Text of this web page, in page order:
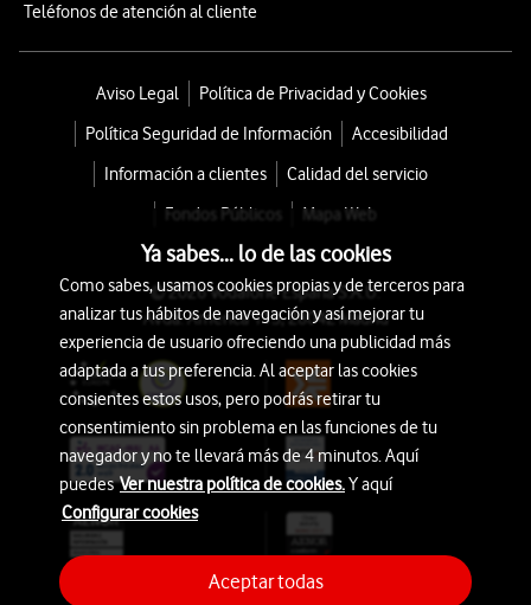
Teléfonos de atención al cliente
Aviso Legal
Política de Privacidad y Cookies
Política Seguridad de Información
Accesibilidad
Información a clientes
Calidad del servicio
Fondos Públicos
Mapa Web
© 2026 Vodafone España S.A.U.
Avda. América 115, 28042 Madrid
Ya sabes... lo de las cookies
Como sabes, usamos cookies propias y de terceros para
analizar tus hábitos de navegación y así mejorar tu
experiencia de usuario ofreciendo una publicidad más
adaptada a tus preferencia. Al aceptar las cookies
consientes estos usos, pero podrás retirar tu
consentimiento sin problema en las funciones de tu
navegador y no te llevará más de 4 minutos. Aquí
puedesVer nuestra política de cookies.Y aquí
Configurar cookies
Aceptar todas